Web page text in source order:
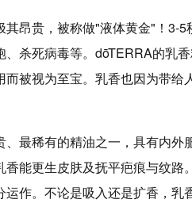
其昂贵，被称做"液体黄金"！3-
、杀死病毒等。dōTERRA的乳
而被视为至宝。乳香也因为带
、最稀有的精油之一，具有内
香能更生皮肤及抚平疤痕与纹
运作。不论是吸入还是扩香，